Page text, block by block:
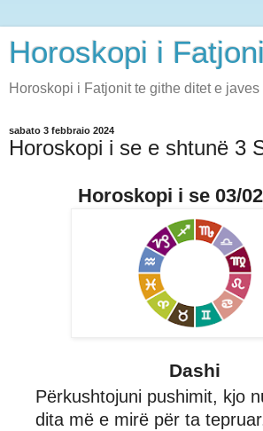
Horoskopi i
Horoskopi i Fatjonit te githe ditet e javes
sabato 3 febbraio 2024
Horoskopi i se e shtunë 3
Horoskopi i se 03/
Dashi
Përkushtojuni pushimit, kjo
dita më e mirë për ta